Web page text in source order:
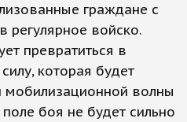
граждане с
регулярное войско.
превратиться в
которая будет
мобилизационной волны
боя не будет сильно